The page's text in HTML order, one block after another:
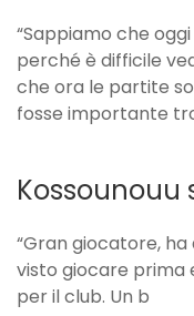
“Sappiamo che
perché è difficile
che ora le partite
fosse importante
“Gran giocatore, ha
visto giocare prima
per il club. Un b